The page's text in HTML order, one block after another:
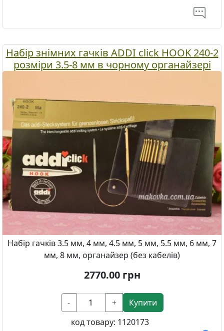
Набір знімних гачків ADDI click HOOK 240-2
розміри 3.5-8 мм в чорному органайзері
Набір гачків 3.5 мм, 4 мм, 4.5 мм, 5 мм, 5.5 мм, 6 мм, 7
мм, 8 мм, органайзер (без кабелів)
2770.00грн
- +
Купити
код товару: 1120173